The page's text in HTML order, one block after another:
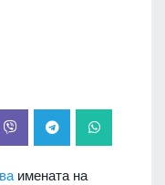
имената на